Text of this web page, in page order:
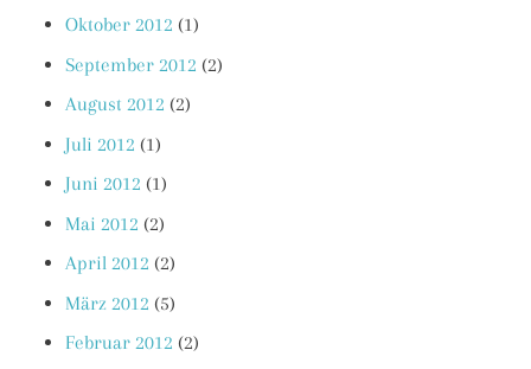
Oktober 2012 (1)
September 2012 (2)
August 2012 (2)
Juli 2012 (1)
Juni 2012 (1)
Mai 2012 (2)
April 2012 (2)
März 2012 (5)
Februar 2012 (2)